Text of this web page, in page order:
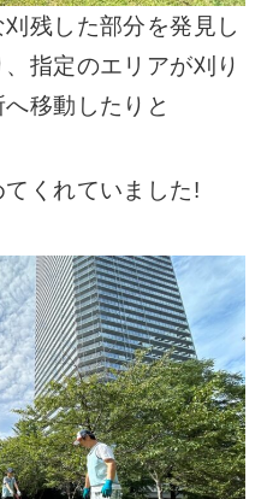
残した部分を発見し
指定のエリアが刈り
移動したりと
くれていました!